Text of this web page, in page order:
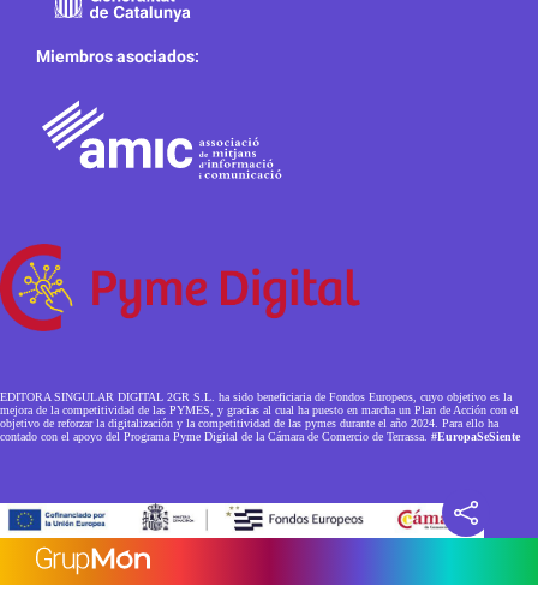
Miembros asociados:
EDITORA SINGULAR DIGITAL 2GR S.L. ha sido beneficiaria de Fondos Europeos, cuyo objetivo es la
mejora de la competitividad de las PYMES, y gracias al cual ha puesto en marcha un Plan de Acción con el
objetivo de reforzar la digitalización y la competitividad de las pymes durante el año 2024. Para ello ha
contado con el apoyo del Programa Pyme Digital de la Cámara de Comercio de Terrassa. #EuropaSeSiente